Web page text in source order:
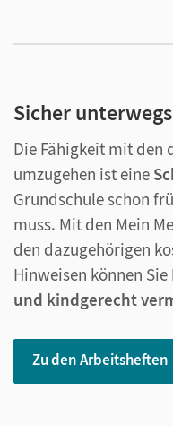
Sicher
Die Fähigkeit mit den
umzugehen ist eine
Grundschule schon
muss. Mit den Mein
den dazugehörigen
Hinweisen können Sie
und kindgerecht
Zu den Arbeitsheften